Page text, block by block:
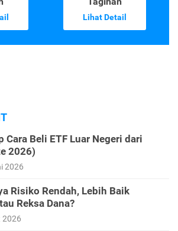
Lihat Detail
Cara Beli ETF Luar Negeri dari
2026)
2026
Risiko Rendah, Lebih Baik
Reksa Dana?
2026